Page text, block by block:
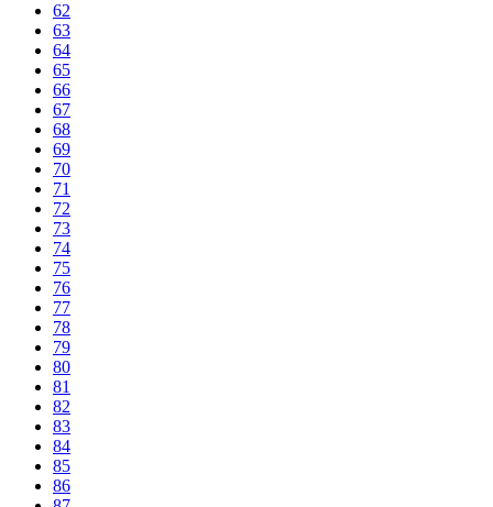
62
63
64
65
66
67
68
69
70
71
72
73
74
75
76
77
78
79
80
81
82
83
84
85
86